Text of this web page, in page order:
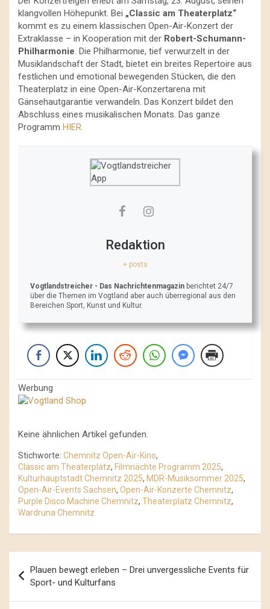
klangvollen Höhepunkt. Bei „Classic am Theaterplatz“
kommt es zu einem klassischen Open-Air-Konzert der
Extraklasse – in Kooperation mit der Robert-Schumann-
Philharmonie. Die Philharmonie, tief verwurzelt in der
Musiklandschaft der Stadt, bietet ein breites Repertoire aus
festlichen und emotional bewegenden Stücken, die den
Theaterplatz in eine Open-Air-Konzertarena mit
Gänsehautgarantie verwandeln. Das Konzert bildet den
Abschluss eines musikalischen Monats. Das ganze
Programm HIER.
Redaktion
+ posts
Vogtlandstreicher - Das Nachrichtenmagazin berichtet 24/7
über die Themen im Vogtland aber auch überregional aus den
Bereichen Sport, Kunst und Kultur.
Werbung
Keine ähnlichen Artikel gefunden.
Stichworte: Chemnitz Open-Air-Kino,
Classic am Theaterplatz, Filmnächte Programm 2025,
Kulturhauptstadt Chemnitz 2025, MDR-Musiksommer 2025,
Open-Air-Events Sachsen, Open-Air-Konzerte Chemnitz,
Purple Disco Machine Chemnitz, Theaterplatz Chemnitz,
Wardruna Chemnitz
Navigation
Plauen bewegt erleben – Drei unvergessliche Events für
Sport- und Kulturfans